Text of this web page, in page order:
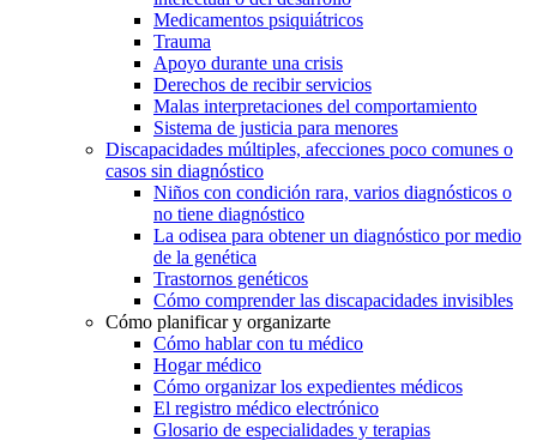
Medicamentos psiquiátricos
Trauma
Apoyo durante una crisis
Derechos de recibir servicios
Malas interpretaciones del comportamiento
Sistema de justicia para menores
Discapacidades múltiples, afecciones poco comunes o
casos sin diagnóstico
Niños con condición rara, varios diagnósticos o
no tiene diagnóstico
La odisea para obtener un diagnóstico por medio
de la genética
Trastornos genéticos
Cómo comprender las discapacidades invisibles
Cómo planificar y organizarte
Cómo hablar con tu médico
Hogar médico
Cómo organizar los expedientes médicos
El registro médico electrónico
Glosario de especialidades y terapias